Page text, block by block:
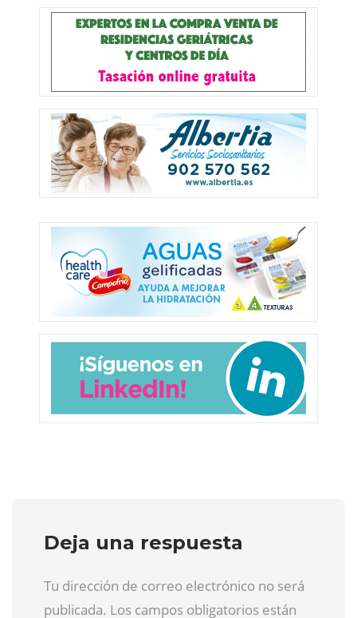
Deja una respuesta
Tu dirección de correo electrónico no será
publicada. Los campos obligatorios están